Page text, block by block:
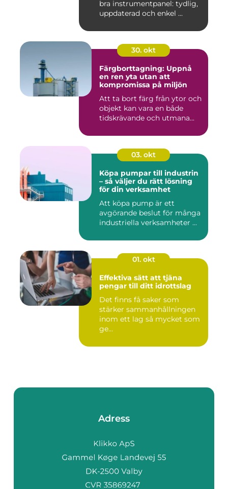
bra instrumentpanel: tydlig,
uppdaterad och enkel ...
30. okt
Färgborttagning: Uppnå
en ren yta utan att
kompromissa på miljön
Att ta bort färg från ytor och
objekt kan vara en både
tidskrävande och utmana...
03. okt
Köpa pumpar till industrin
– så väljer du rätt lösning
för din verksamhet
Att köpa pump är ett
avgörande beslut för många
industriella verksamheter ...
01. okt
Effektiva sätt att tjäna
pengar till ditt idrottslag
Det finns få saker som
stärker sammanhållningen
inom ett lag så mycket som
ge...
Adress